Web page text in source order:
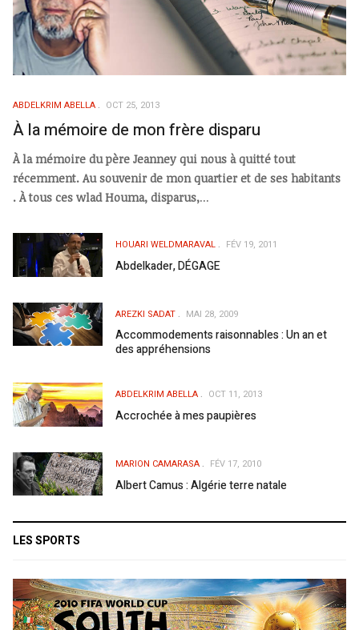
ABDELKRIM ABELLA OCT 25, 2013
À la mémoire de mon frère disparu
À la mémoire du père Jeanney qui nous à quitté tout
récemment. Au souvenir de mon quartier et de ses habitants
. À tous ces wlad Houma, disparus,...
HOUARI WELDMARAVAL FÉV 19, 2011
Abdelkader, DÉGAGE
AREZKI SADAT MAI 28, 2009
Accommodements raisonnables : Un an et
des appréhensions
ABDELKRIM ABELLA OCT 11, 2013
Accrochée à mes paupières
MARION CAMARASA FÉV 17, 2010
Albert Camus : Algérie terre natale
LES SPORTS